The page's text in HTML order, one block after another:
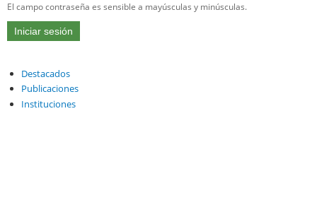
El campo contraseña es sensible a mayúsculas y minúsculas.
Destacados
Publicaciones
Instituciones